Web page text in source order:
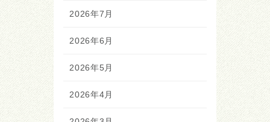
2026年7月
2026年6月
2026年5月
2026年4月